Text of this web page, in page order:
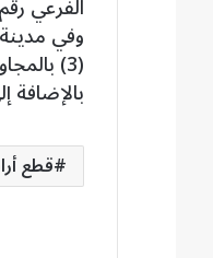
وفي
بالإضافة إلى قطعة أرض رقم
قطع